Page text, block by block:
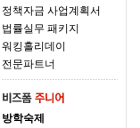
정책자금 사업계획서
법률실무 패키지
워킹홀리데이
전문파트너
방학숙제